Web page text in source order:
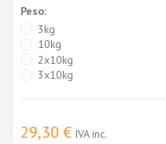
Peso:
3kg
10kg
2x10kg
3x10kg
29,30 € IVA inc.